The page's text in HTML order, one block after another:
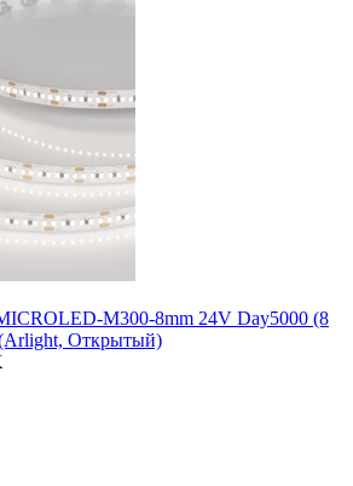
M300-8mm 24V Day5000 (8
Открытый)